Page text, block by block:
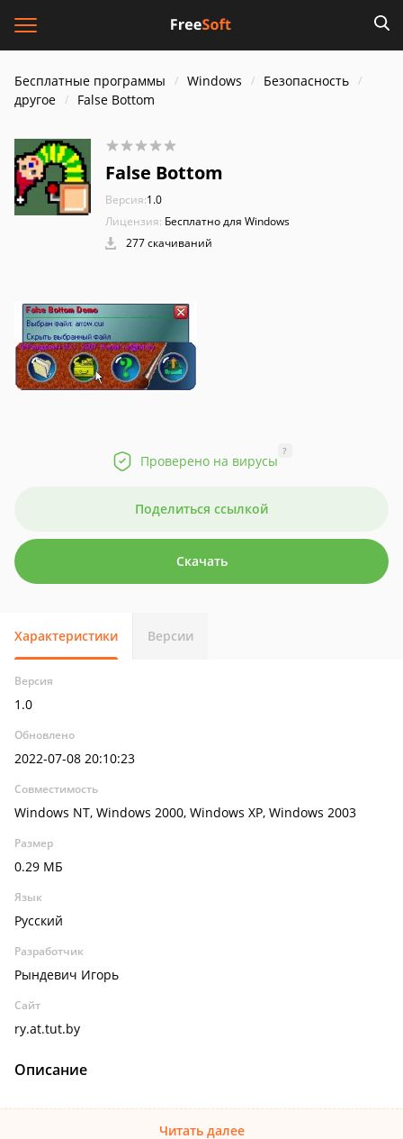
Бесплатные программы Windows
Безопасность
другое
False Bottom
False Bottom
Версия:1.0
Лицензия: Бесплатно для Windows
277 скачиваний
Проверено на вирусы
?
Поделиться ссылкой
Скачать
Характеристики Версии
Версия
1.0
Обновлено
2022-07-08 20:10:23
Совместимость
Windows NT, Windows 2000, Windows XP, Windows 2003
Размер
0.29 МБ
Язык
Русский
Разработчик
Рындевич Игорь
Сайт
ry.at.tut.by
Описание
Читать далее